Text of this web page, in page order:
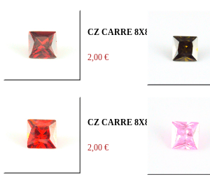
CZ CARRE 8X8 GARNET
2,00 €
CZ CARRE 8X8 ORANGE
2,00 €